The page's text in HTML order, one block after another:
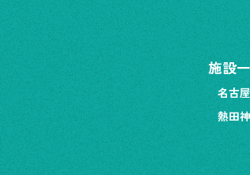
施設
名古
熱田